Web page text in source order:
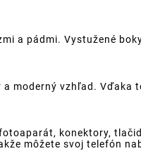
a pádmi. Vystužené
moderný vzhľad.
konektory,
môžete svoj telefón